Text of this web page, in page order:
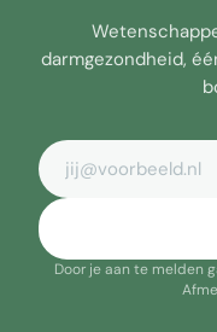
darmgezondheid,
E-mailadres
Door je aan te melden